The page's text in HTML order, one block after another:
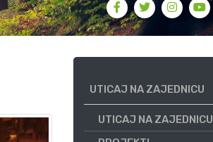
UTICAJ NA ZAJEDNICU
UTICAJ NA ZAJEDNICU